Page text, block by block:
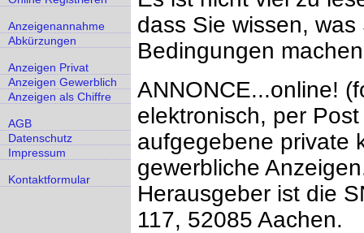
Anzeigenannahme
Abkürzungen
Anzeigen Privat
Anzeigen Gewerblich
Anzeigen als Chiffre
AGB
Datenschutz
Impressum
Kontaktformular
dass Sie wissen,
Bedingungen
ANNONCE...online!
elektronisch, per
aufgegebene private
gewerbliche
Herausgeber ist die
117, 52085 Aachen.